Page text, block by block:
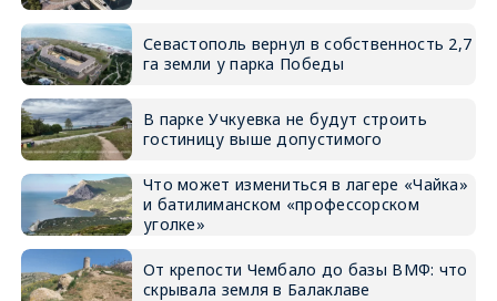
Севастополь вернул в собственность 2,7
га земли у парка Победы
В парке Учкуевка не будут строить
гостиницу выше допустимого
Что может измениться в лагере «Чайка»
и батилиманском «профессорском
уголке»
От крепости Чембало до базы ВМФ: что
скрывала земля в Балаклаве